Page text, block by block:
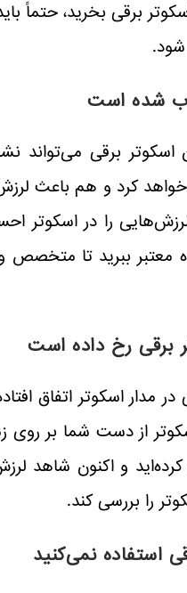
برقی بخرید، حتماً
شود.
شده است
اسکوتر برقی
کرد و هم باعث
را در اسکوتر
معتبر ببرید تا متخصص
برقی رخ داده است
مدار اسکوتر اتفاق
از دست شما بر روی
و اکنون شاهد
را بررسی کند.
استفاده نمی‌کنید